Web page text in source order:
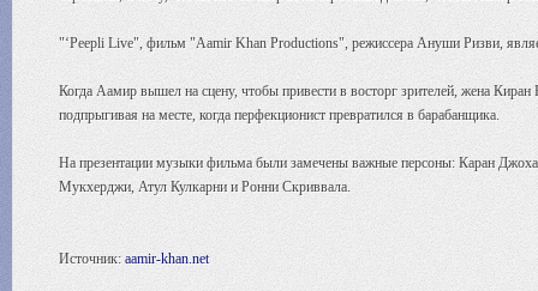
"‘Peepli Live", фильм "Aamir Khan Productions", режиссера Ануши Ризви,
Когда Аамир вышел на сцену, чтобы привести в восторг зрителей, жена
подпрыгивая на месте, когда перфекционист превратился в барабанщика.
На презентации музыки фильма были замечены важные персоны: Каран
Мукхерджи, Атул Кулкарни и Ронни Скриввала.
Источник: aamir-khan.net